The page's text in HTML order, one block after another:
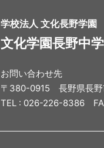
学校法人 文化長野学園
文化学園長野中
お問い合わせ先
〒380-0915 長野県長野
TEL : 026-226-8386